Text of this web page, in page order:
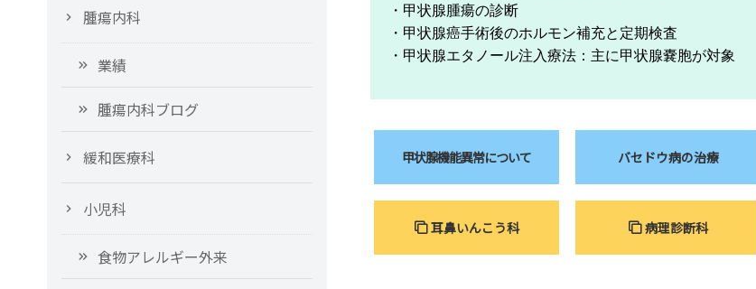
・甲状腺腫瘍の診断
・甲状腺癌手術後のホルモン補充と定期検査
・甲状腺エタノール注入療法：主に甲状腺嚢胞が対象
甲状腺機能異常について バセドウ病の治療
耳鼻いんこう科 病理診断科
腫瘍内科
業績
腫瘍内科ブログ
緩和医療科
小児科
食物アレルギー外来